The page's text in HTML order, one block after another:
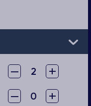
– 2 +
– 0 +